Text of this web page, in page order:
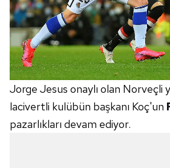
Jorge Jesus onaylı olan Norveçli
lacivertli kulübün başkanı Koç'un
pazarlıkları devam ediyor.